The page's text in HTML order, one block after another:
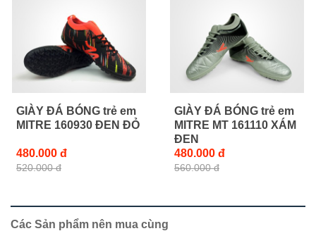
GIÀY ĐÁ BÓNG trẻ em
MITRE 160930 ĐEN ĐỎ
480.000 đ
520.000 đ
GIÀY ĐÁ BÓNG trẻ em
MITRE MT 161110 XÁM
ĐEN
480.000 đ
560.000 đ
Các Sản phẩm nên mua cùng